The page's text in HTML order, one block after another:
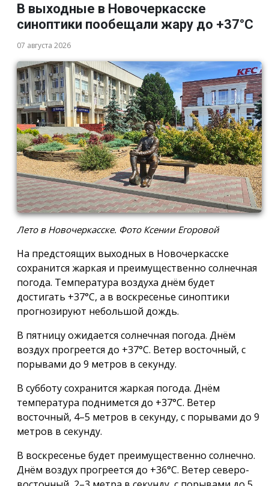
В выходные в Новочеркасске
синоптики пообещали жару до +37°C
07 августа 2026
Лето в Новочеркасске. Фото Ксении Егоровой
На предстоящих выходных в Новочеркасске
сохранится жаркая и преимущественно солнечная
погода. Температура воздуха днём будет
достигать +37°C, а в воскресенье синоптики
прогнозируют небольшой дождь.
В пятницу ожидается солнечная погода. Днём
воздух прогреется до +37°C. Ветер восточный, с
порывами до 9 метров в секунду.
В субботу сохранится жаркая погода. Днём
температура поднимется до +37°C. Ветер
восточный, 4–5 метров в секунду, с порывами до 9
метров в секунду.
В воскресенье будет преимущественно солнечно.
Днём воздух прогреется до +36°C. Ветер северо-